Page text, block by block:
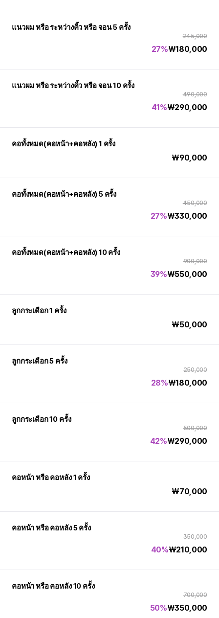
แนวผม หรือ ระหว่างคิ้ว หรือ จอน 5 ครั้ง
245,000
₩180,000
27%
แนวผม หรือ ระหว่างคิ้ว หรือ จอน 10 ครั้ง
490,000
₩290,000
41%
คอทั้งหมด(คอหน้า+คอหลัง) 1 ครั้ง
₩90,000
คอทั้งหมด(คอหน้า+คอหลัง) 5 ครั้ง
450,000
₩330,000
27%
คอทั้งหมด(คอหน้า+คอหลัง) 10 ครั้ง
900,000
₩550,000
39%
ลูกกระเดือก 1 ครั้ง
₩50,000
ลูกกระเดือก 5 ครั้ง
250,000
₩180,000
28%
ลูกกระเดือก 10 ครั้ง
500,000
₩290,000
42%
คอหน้า หรือ คอหลัง 1 ครั้ง
₩70,000
คอหน้า หรือ คอหลัง 5 ครั้ง
350,000
₩210,000
40%
คอหน้า หรือ คอหลัง 10 ครั้ง
700,000
₩350,000
50%